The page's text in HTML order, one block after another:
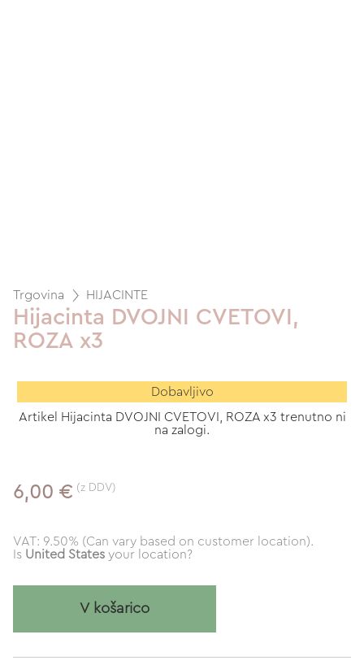
Trgovina HIJACINTE
Hijacinta DVOJNI CVETOVI,
ROZA x3
Dobavljivo
Artikel Hijacinta DVOJNI CVETOVI, ROZA x3 trenutno ni
na zalogi.
6,00 € (z DDV)
VAT: 9.50% (Can vary based on customer location).
Is United States your location?
V košarico